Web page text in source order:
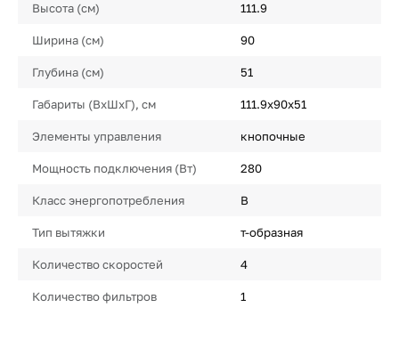
Высота (см) 111.9
Ширина (см) 90
Глубина (см) 51
Габариты (ВхШхГ), см 111.9х90х51
Элементы управления кнопочные
Мощность подключения (Вт) 280
Класс энергопотребления B
Тип вытяжки т-образная
Количество скоростей 4
Количество фильтров 1